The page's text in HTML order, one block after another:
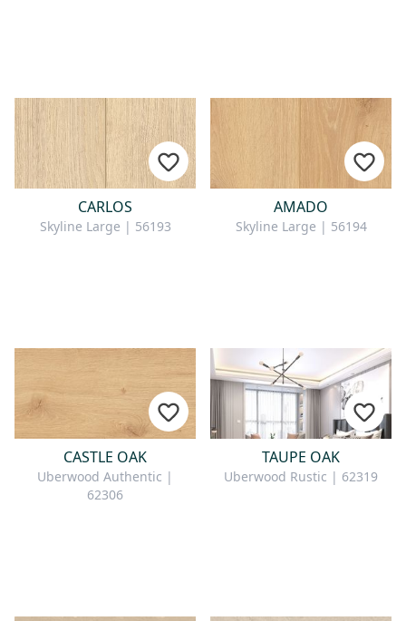
CARLOS
Skyline Large | 56193
AMADO
Skyline Large | 56194
CASTLE OAK
Uberwood Authentic |
62306
TAUPE OAK
Uberwood Rustic | 62319